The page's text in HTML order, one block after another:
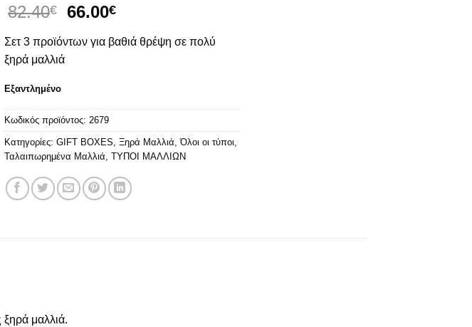
82.40€
Original
was:
66.00€Η
τιμή
Σετ 3 προϊόντων για βαθιά θρέψη σε πολύ
ξηρά μαλλιά
Εξαντλημένο
Κωδικός προϊόντος: 2679
Κατηγορίες: GIFT BOXES, Ξηρά Μαλλιά,Όλοι οι τύποι,
Ταλαιπωρημένα Μαλλιά, ΤΥΠΟΙ ΜΑΛΛΙΩΝ
μαλλιά.